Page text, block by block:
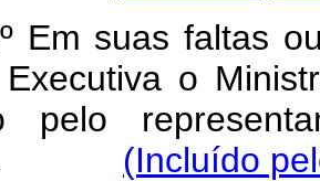
Em suas faltas
Executiva o
pelo
(Incluído